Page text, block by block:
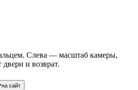
Слева — масштаб камеры,
и возврат.
на сайт